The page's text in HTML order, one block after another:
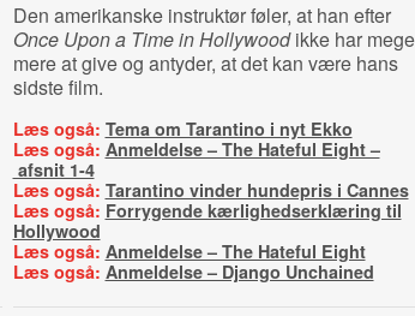
Den amerikanske instruktør føler, at han efter
Once Upon a Time in Hollywoodikke har
mere at give og antyder, at det kan være hans
sidste film.
Læs også: Tema om Tarantino i nyt Ekko
Læs også: Anmeldelse – The Hateful Eight –
afsnit 1-4
Læs også: Tarantino vinder hundepris i Cannes
Læs også: Forrygende kærlighedserklæring til
Hollywood
Læs også: Anmeldelse – The Hateful Eight
Læs også: Anmeldelse – Django Unchained